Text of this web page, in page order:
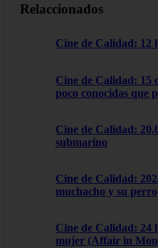
Relaccionados
Cine de Calidad: 12
Cine de Calidad: 15
poco conocidas que
Cine de Calidad:
submarino
Cine de Calidad:
muchacho y su
Cine de Calidad: 24
mujer (Affair in